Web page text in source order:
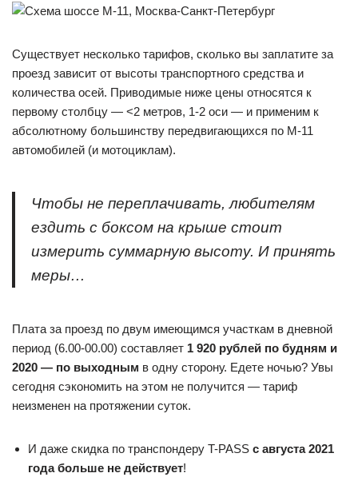
Существует несколько тарифов, сколько вы заплатите за
проезд зависит от высоты транспортного средства и
количества осей. Приводимые ниже цены относятся к
первому столбцу — <2 метров, 1-2 оси — и применим к
абсолютному большинству передвигающихся по М-11
автомобилей (и мотоциклам).
Чтобы не переплачивать, любителям
ездить с боксом на крыше стоит
измерить суммарную высоту. И принять
меры…
Плата за проезд по двум имеющимся участкам в дневной
период (6.00-00.00) составляет 1 920 рублей по будням и
2020 — по выходным в одну сторону. Едете ночью? Увы
сегодня сэкономить на этом не получится — тариф
неизменен на протяжении суток.
И даже скидка по транспондеру T-PASS с августа 2021
года больше не действует!